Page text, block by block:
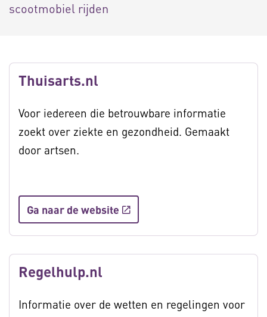
scootmobiel rijden
Thuisarts.nl
Voor iedereen die betrouwbare informatie
zoekt over ziekte en gezondheid. Gemaakt
door artsen.
Ga naar de website
Regelhulp.nl
Informatie over de wetten en regelingen voor